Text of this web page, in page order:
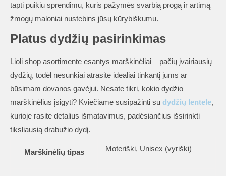
tapti puikiu sprendimu, kuris pažymės svarbią progą ir artimą
žmogų maloniai nustebins jūsų kūrybiškumu.
Platus dydžių pasirinkimas
Lioli shop asortimente esantys marškinėliai – pačių įvairiausių
dydžių, todėl nesunkiai atrasite idealiai tinkantį jums ar
būsimam dovanos gavėjui. Nesate tikri, kokio dydžio
marškinėlius įsigyti? Kviečiame susipažinti su dydžių lentele,
kurioje rasite detalius išmatavimus, padėsiančius išsirinkti
tiksliausią drabužio dydį.
Marškinėlių tipas Moteriški, Unisex (vyriški)